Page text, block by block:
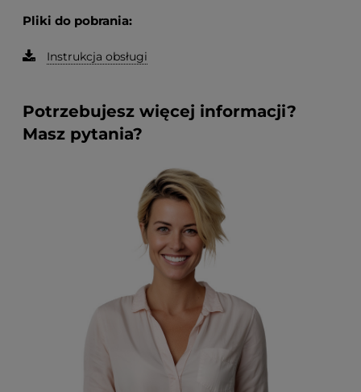
Pliki do pobrania:
Instrukcja obsługi
Potrzebujesz więcej informacji?
Masz pytania?